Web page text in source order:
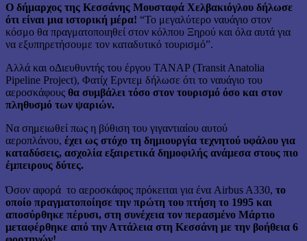
Ο δήμαρχος της Κεσσάνης Μουσταφά Χελβακιόγλου δήλωσε
ότι είναι μια ιστορική μέρα! “Το μεγαλύτερο ναυάγιο στον
κόσμο θα πραγματοποιηθεί στον κόλπου Ξηρού και όλα αυτά για
να εξυπηρετήσουμε τον καταδυτικό τουρισμό”.
Αλλά και οΔιευθυντής του έργου TANAP (Transit Anatolia
Pipeline Project), Φατίχ Ερντεμ δήλωσε ότι το ναυάγιο του
αεροσκάφους θα συμβάλει τόσο στον τουρισμό όσο και στον
πληθυσμό των ψαριών.
Να σημειωθεί πως η βύθιση του γιγαντιαίου αυτού
αεροπλάνου, έχει ως στόχο τη δημιουργία τεχνητού υφάλου για
καταδύσεις, ασχολία εξαιρετικά δημοφιλής ανάμεσα στους πιο
έμπειρους δύτες.
Όσον αφορά το αεροσκάφος πρόκειται για ένα Airbus A330, το
οποίο πραγματοποίησε την πρώτη του πτήση το 1995 και
αποσύρθηκε πέρυσι, στη συνέχεια τον περασμένο Μάρτιο
μεταφέρθηκε από την Αττάλεια στη Κεσσάνη με την βοήθεια 6